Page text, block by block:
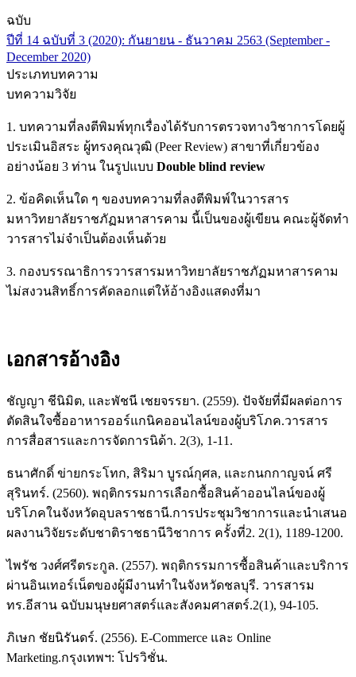
ฉบับ
ปีที่ 14 ฉบับที่ 3 (2020): กันยายน - ธันวาคม 2563 (September -
December 2020)
ประเภทบทความ
บทความวิจัย
1. บทความที่ลงตีพิมพ์ทุกเรื่องได้รับการตรวจทางวิชาการโดยผู้
ประเมินอิสระ ผู้ทรงคุณวุฒิ (Peer Review) สาขาที่เกี่ยวข้อง
อย่างน้อย 3 ท่าน ในรูปแบบ Double blind review
2. ข้อคิดเห็นใด ๆ ของบทความที่ลงตีพิมพ์ในวารสาร
มหาวิทยาลัยราชภัฏมหาสารคาม นี้เป็นของผู้เขียน คณะผู้จัดทำ
วารสารไม่จำเป็นต้องเห็นด้วย
3. กองบรรณาธิการวารสารมหาวิทยาลัยราชภัฏมหาสารคาม
ไม่สงวนสิทธิ์การคัดลอกแต่ให้อ้างอิงแสดงที่มา
เอกสารอ้างอิง
ชัญญา ชีนิมิต, และพัชนี เชยจรรยา. (2559). ปัจจัยที่มีผลต่อการ
ตัดสินใจซื้ออาหารออร์แกนิคออนไลน์ของผู้บริโภค.วารสาร
การสื่อสารและการจัดการนิด้า. 2(3), 1-11.
ธนาศักดิ์ ข่ายกระโทก, สิริมา บูรณ์กุศล, และกนกกาญจน์ ศรี
สุรินทร์. (2560). พฤติกรรมการเลือกซื้อสินค้าออนไลน์ของผู้
บริโภคในจังหวัดอุบลราชธานี.การประชุมวิชาการและนำเสนอ
ผลงานวิจัยระดับชาติราชธานีวิชาการ ครั้งที่2. 2(1), 1189-1200.
ไพรัช วงศ์ศรีตระกูล. (2557). พฤติกรรมการซื้อสินค้าและบริการ
ผ่านอินเทอร์เน็ตของผู้มีงานทำในจังหวัดชลบุรี. วารสารม
ทร.อีสาน ฉบับมนุษยศาสตร์และสังคมศาสตร์.2(1), 94-105.
ภิเษก ชัยนิรันดร์. (2556). E-Commerce และ Online
Marketing.กรุงเทพฯ: โปรวิชั่น.